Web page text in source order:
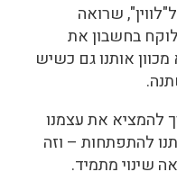
שרואה
בחשבון את
אותנו גם כשיש
להמציא את עצמנו
להתפתחות – וזה
שינוי מתמיד.